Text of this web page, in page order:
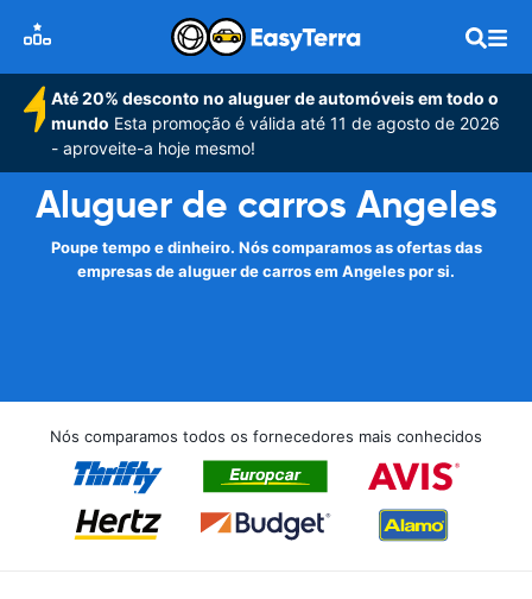
Até 20% desconto no aluguer de automóveis em todo o
mundo Esta promoção é válida até 11 de agosto de 2026
- aproveite-a hoje mesmo!
Aluguer de carros Angeles
Poupe tempo e dinheiro. Nós comparamos as ofertas das
empresas de aluguer de carros em Angeles por si.
Nós comparamos todos os fornecedores mais conhecidos